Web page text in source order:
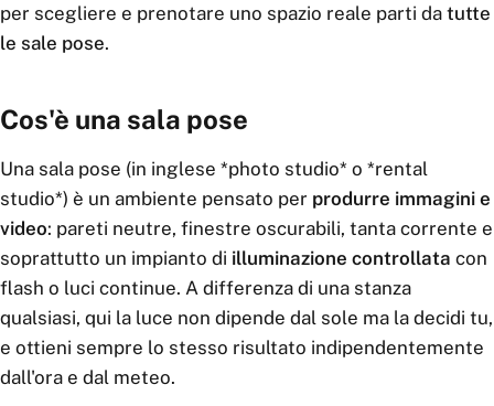
per scegliere e prenotare uno spazio reale parti da tutte
le sale pose.
Cos'è una sala pose
Una sala pose (in inglese *photo studio* o *rental
studio*) è un ambiente pensato per produrre immagini e
video: pareti neutre, finestre oscurabili, tanta corrente e
soprattutto un impianto di illuminazione controllata con
flash o luci continue. A differenza di una stanza
qualsiasi, qui la luce non dipende dal sole ma la decidi tu,
e ottieni sempre lo stesso risultato indipendentemente
dall'ora e dal meteo.